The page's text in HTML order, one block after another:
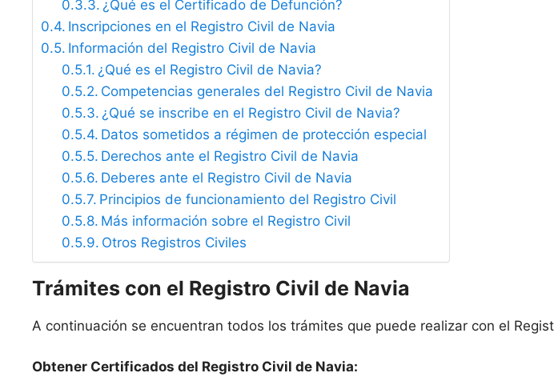
¿Qué es el Certificado de Defunción?
Inscripciones en el Registro Civil de Navia
Información del Registro Civil de Navia
¿Qué es el Registro Civil de Navia?
Competencias generales del Registro Civil de Navia
¿Qué se inscribe en el Registro Civil de Navia?
Datos sometidos a régimen de protección especial
Derechos ante el Registro Civil de Navia
Deberes ante el Registro Civil de Navia
Principios de funcionamiento del Registro Civil
Más información sobre el Registro Civil
Otros Registros Civiles
Trámites con el Registro Civil de Navia
A continuación se encuentran todos los trámites que puede realizar con el
Obtener Certificados del Registro Civil de Navia: